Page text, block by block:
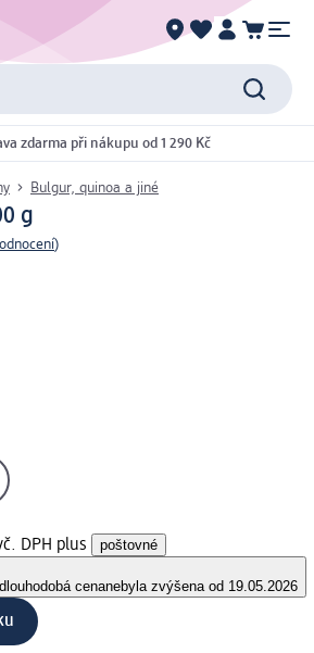
zdarma při nákupu od 1 290 Kč
Bulgur, quinoa a jiné
g
)
DPH plus poštovné
dlouhodobá cenanebyla zvýšena od 19.05.2026